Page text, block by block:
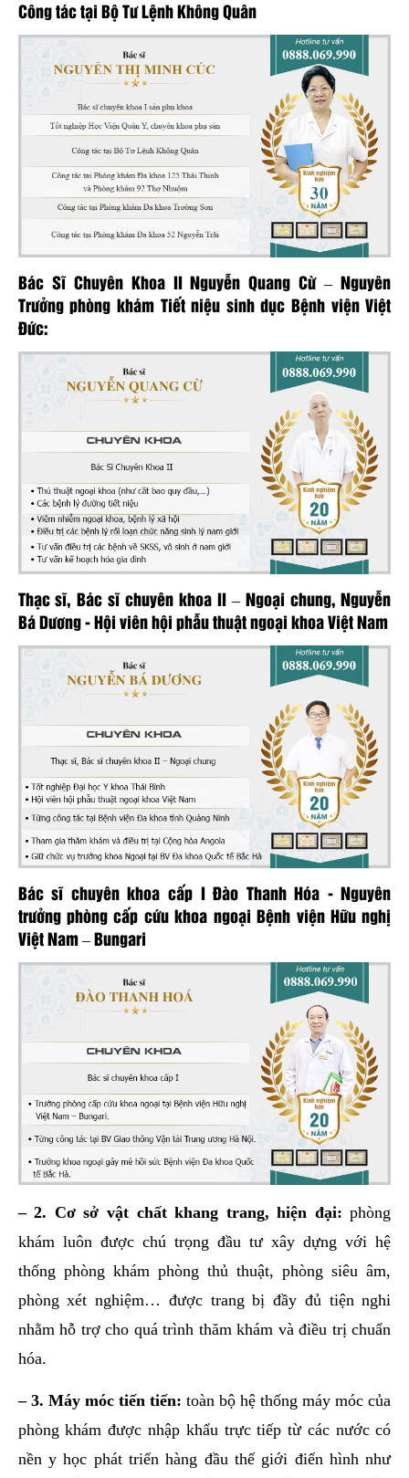
Công tác tại Bộ Tư Lệnh Không Quân
Bác Sĩ Chuyên Khoa II Nguyễn Quang Cừ – Nguyên
Trưởng phòng khám Tiết niệu sinh dục Bệnh viện Việt
Đức:
Thạc sĩ, Bác sĩ chuyên khoa II – Ngoại chung, Nguyễn
Bá Dương - Hội viên hội phẫu thuật ngoại khoa Việt Nam
Bác sĩ chuyên khoa cấp I Đào Thanh Hóa - Nguyên
trưởng phòng cấp cứu khoa ngoại Bệnh viện Hữu nghị
Việt Nam – Bungari
– 2. Cơ sở vật chất khang trang, hiện đại: phòng
khám luôn được chú trọng đầu tư xây dựng với hệ
thống phòng khám phòng thủ thuật, phòng siêu âm,
phòng xét nghiệm… được trang bị đầy đủ tiện nghi
nhằm hỗ trợ cho quá trình thăm khám và điều trị chuẩn
hóa.
– 3. Máy móc tiến tiến: toàn bộ hệ thống máy móc của
phòng khám được nhập khẩu trực tiếp từ các nước có
nền y học phát triển hàng đầu thế giới điển hình như